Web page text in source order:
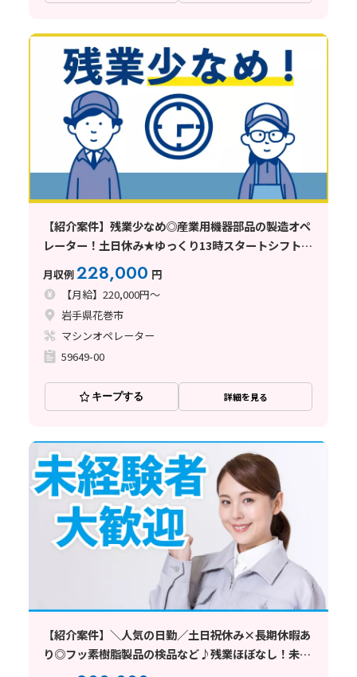
【紹介案件】残業少なめ◎産業用機器部品の製造オペ
レーター！土日休み★ゆっくり13時スタートシフトあ
月収例228,000 円
【月給】220,000円～
岩手県花巻市
マシンオペレーター
59649-00
キープする 詳細を見る
【紹介案件】＼人気の日勤／土日祝休み×長期休暇あ
り◎フッ素樹脂製品の検品など♪残業ほぼなし！未経